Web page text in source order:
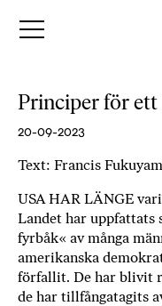
Principer för
20-09-2023
Text: Francis
USA HAR LÄNGE
Landet har uppfattats
fyrbåk« av många
amerikanska
förfallit. De har blivit
de har tillfångatagits